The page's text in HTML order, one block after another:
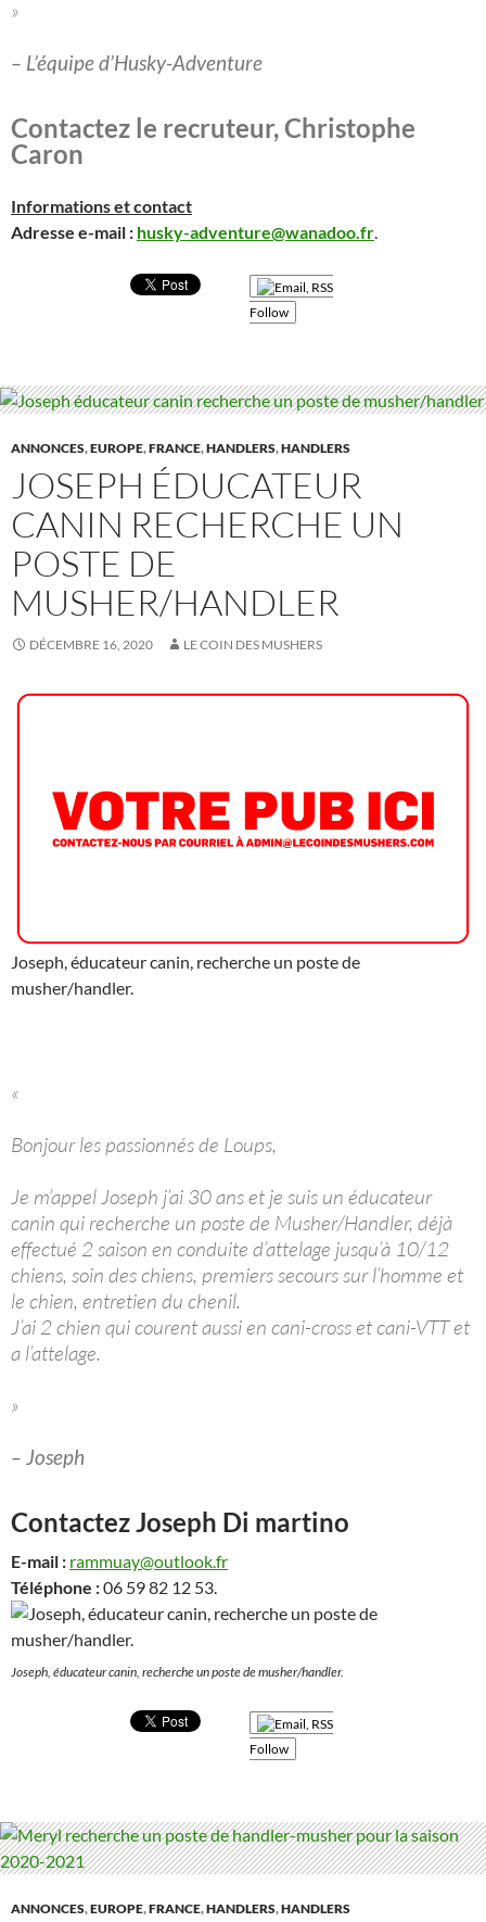
»
– L’équipe d’Husky-Adventure
Contactez le recruteur, Christophe
Caron
Informations et contact
Adresse e-mail : husky-adventure@wanadoo.fr
Follow
ANNONCES,EUROPE,FRANCE,HANDLERS,HANDLERS
JOSEPH ÉDUCATEUR
CANIN RECHERCHE UN
POSTE DE
MUSHER/HANDLER
DÉCEMBRE 16, 2020 LE COIN DES MUSHERS
Joseph, éducateur canin, recherche un poste de
musher/handler.
«
Bonjour les passionnés de Loups,
Je m’appel Joseph j’ai 30 ans et je suis un éducateur
canin qui recherche un poste de Musher/Handler, déjà
effectué 2 saison en conduite d’attelage jusqu’à 10/12
chiens, soin des chiens, premiers secours sur l’homme et
le chien, entretien du chenil.
J’ai 2 chien qui courent aussi en cani-cross et cani-VTT et
a l’attelage.
»
– Joseph
ContactezJoseph Di martino
E-mail : rammuay@outlook.fr
Téléphone :06 59 82 12 53.
Joseph, éducateur canin, recherche un poste de musher/handler.
Follow
ANNONCES,EUROPE,FRANCE,HANDLERS,HANDLERS